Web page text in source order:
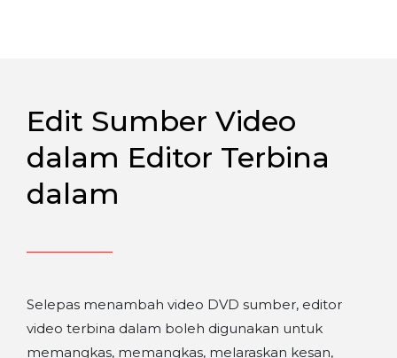
Edit Sumber Video
dalam Editor Terbina
dalam
Selepas menambah video DVD sumber, editor
video terbina dalam boleh digunakan untuk
memangkas, memangkas, melaraskan kesan,